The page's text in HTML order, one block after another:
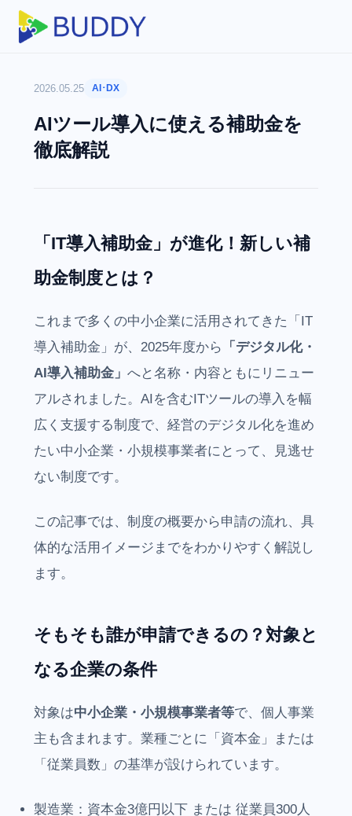
2026.05.25 AI･DX
AIツール導入に使える補助金を
徹底解説
「IT導入補助金」が進化！新しい補
助金制度とは？
これまで多くの中小企業に活用されてきた「IT
導入補助金」が、2025年度から 「デジタル化・
AI導入補助金」 へと名称・内容ともにリニュー
アルされました。AIを含むITツールの導入を幅
広く支援する制度で、経営のデジタル化を進め
たい中小企業・小規模事業者にとって、見逃せ
ない制度です。
この記事では、制度の概要から申請の流れ、具
体的な活用イメージまでをわかりやすく解説し
ます。
そもそも誰が申請できるの？対象と
なる企業の条件
対象は中小企業・小規模事業者等で、個人事業
主も含まれます。業種ごとに「資本金」または
「従業員数」の基準が設けられています。
製造業：資本金3億円以下 または 従業員300人